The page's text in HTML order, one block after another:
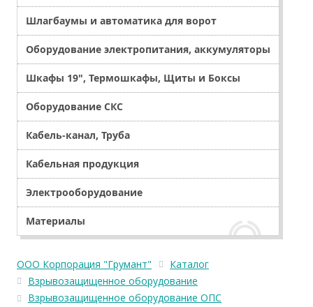
Шлагбаумы и автоматика для ворот
Оборудование электропитания, аккумуляторы
Шкафы 19", Термошкафы, Щиты и Боксы
Оборудование СКС
Кабель-канал, Труба
Кабельная продукция
Электрооборудование
Материалы
ООО Корпорация "Грумант"
Каталог
Взрывозащищенное оборудование
Взрывозащищенное оборудование ОПС